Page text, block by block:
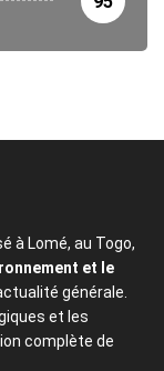
à Lomé, au Togo,
et le
générale.
et les
complète de